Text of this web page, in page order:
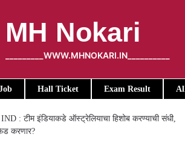
MH Nokari
_________WWW.MHNOKARI.IN__________
Hall Ticket Exam Result
: टीम इंडियाकडे ऑस्ट्रेलियाचा हिशोब करण्याची संधी,
करणार?